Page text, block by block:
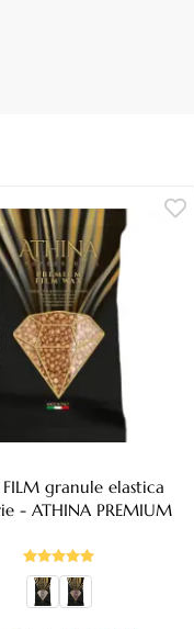
granule elastica
- ATHINA PREMIUM